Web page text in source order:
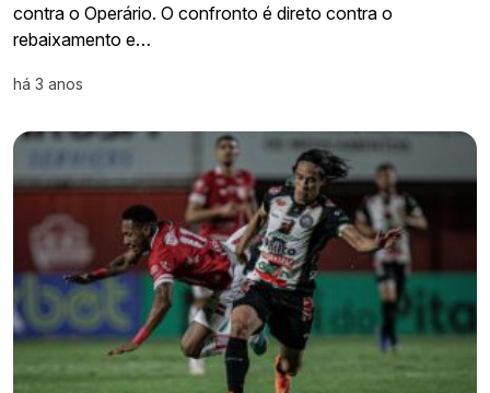
contra o Operário. O confronto é direto contra o
rebaixamento e…
há 3 anos